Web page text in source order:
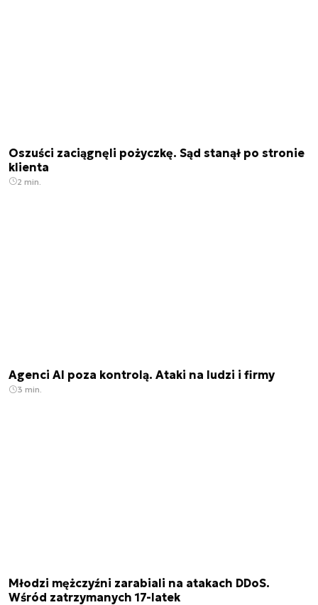
Oszuści zaciągnęli pożyczkę. Sąd stanął po stronie
klienta
2 min.
Agenci AI poza kontrolą. Ataki na ludzi i firmy
3 min.
Młodzi mężczyźni zarabiali na atakach DDoS.
Wśród zatrzymanych 17-latek